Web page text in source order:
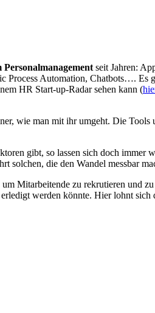
Personalmanagement seit Jahren:
Process Automation, Chatbots…. Es
HR Start-up-Radar sehen kann (
wie man mit ihr umgeht. Die Tools
gibt, so lassen sich doch immer
solchen, die den Wandel messbar
Mitarbeitende zu rekrutieren und zu
werden könnte. Hier lohnt